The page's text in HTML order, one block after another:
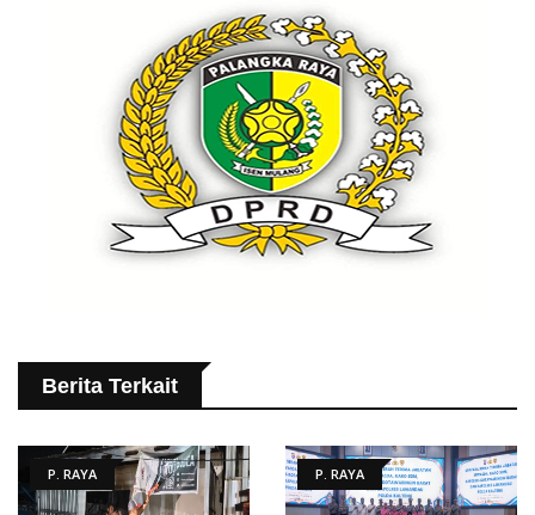
Berita Terkait
P. RAYA P. RAYA